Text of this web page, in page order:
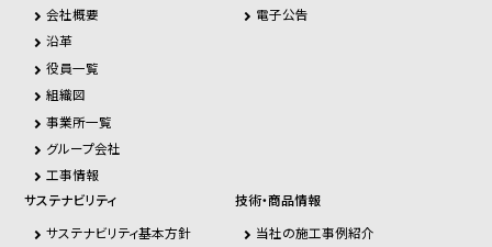
会社概要
沿革
役員一覧
組織図
事業所一覧
グループ会社
工事情報
電子公告
サステナビリティ
サステナビリティ基本方針
技術・商品情報
当社の施工事例紹介